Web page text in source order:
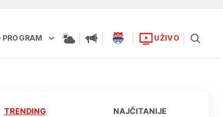
PROGRAM UŽIVO
TRENDING NAJČITANIJE